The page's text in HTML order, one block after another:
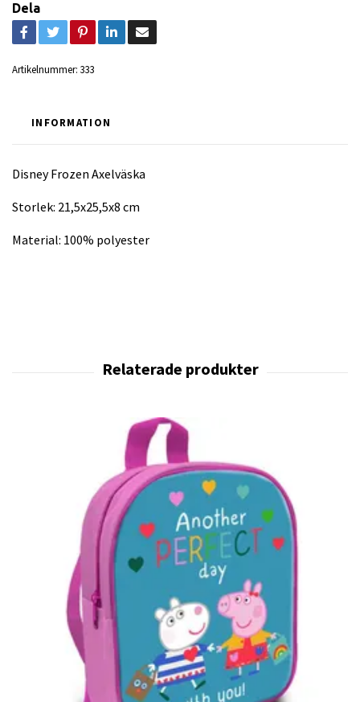
Dela
Artikelnummer: 333
INFORMATION
Disney Frozen Axelväska
Storlek: 21,5x25,5x8 cm
Material: 100% polyester